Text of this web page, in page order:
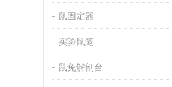
鼠固定器
实验鼠笼
鼠兔解剖台